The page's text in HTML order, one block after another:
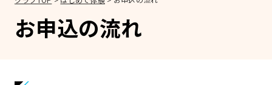
お申込の流れ